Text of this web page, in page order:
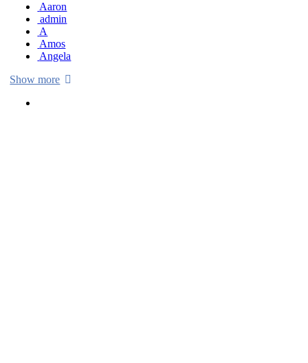
Aaron
admin
A
Amos
Angela
Show more